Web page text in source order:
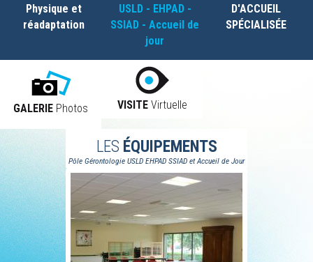
Physique et
réadaptation
USLD - EHPAD -
SSIAD - Accueil de
jour
D'ACCUEIL
SPÉCIALISÉE
GALERIE Photos VISITEVirtuelle
LES ÉQUIPEMENTS
Pôle Gérontologie USLD EHPAD SSIAD et Accueil de Jour